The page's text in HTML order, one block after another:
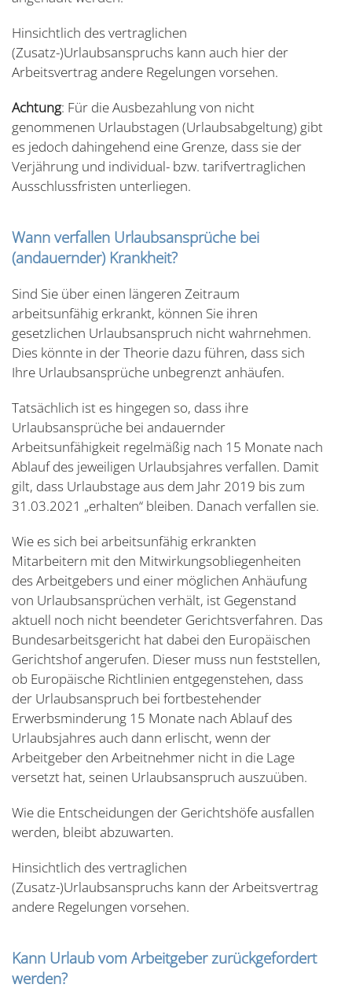
Hinsichtlich des vertraglichen
(Zusatz-)Urlaubsanspruchs kann auch hier der
Arbeitsvertrag andere Regelungen vorsehen.
Achtung: Für die Ausbezahlung von nicht
genommenen Urlaubstagen (Urlaubsabgeltung) gibt
es jedoch dahingehend eine Grenze, dass sie der
Verjährung und individual- bzw. tarifvertraglichen
Ausschlussfristen unterliegen.
Wann verfallen Urlaubsansprüche bei
(andauernder) Krankheit?
Sind Sie über einen längeren Zeitraum
arbeitsunfähig erkrankt, können Sie ihren
gesetzlichen Urlaubsanspruch nicht wahrnehmen.
Dies könnte in der Theorie dazu führen, dass sich
Ihre Urlaubsansprüche unbegrenzt anhäufen.
Tatsächlich ist es hingegen so, dass ihre
Urlaubsansprüche bei andauernder
Arbeitsunfähigkeit regelmäßig nach 15 Monate nach
Ablauf des jeweiligen Urlaubsjahres verfallen. Damit
gilt, dass Urlaubstage aus dem Jahr 2019 bis zum
31.03.2021 „erhalten“ bleiben. Danach verfallen sie.
Wie es sich bei arbeitsunfähig erkrankten
Mitarbeitern mit den Mitwirkungsobliegenheiten
des Arbeitgebers und einer möglichen Anhäufung
von Urlaubsansprüchen verhält, ist Gegenstand
aktuell noch nicht beendeter Gerichtsverfahren. Das
Bundesarbeitsgericht hat dabei den Europäischen
Gerichtshof angerufen. Dieser muss nun feststellen,
ob Europäische Richtlinien entgegenstehen, dass
der Urlaubsanspruch bei fortbestehender
Erwerbsminderung 15 Monate nach Ablauf des
Urlaubsjahres auch dann erlischt, wenn der
Arbeitgeber den Arbeitnehmer nicht in die Lage
versetzt hat, seinen Urlaubsanspruch auszuüben.
Wie die Entscheidungen der Gerichtshöfe ausfallen
werden, bleibt abzuwarten.
Hinsichtlich des vertraglichen
(Zusatz-)Urlaubsanspruchs kann der Arbeitsvertrag
andere Regelungen vorsehen.
Kann Urlaub vom Arbeitgeber zurückgefordert
werden?